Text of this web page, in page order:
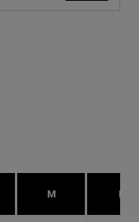
M L